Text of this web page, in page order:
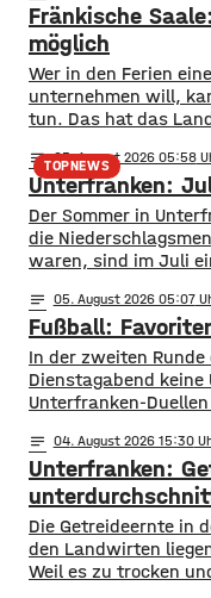
Fränkische
möglich
Wer in den Ferien
unternehmen will,
tun. Das hat das
aktuell zwar niedrig,
aber noch gibt es
Befahrbar ist die
TOPNEWS
notes 05. August 2026 05:58
Unterfranken:
Der Sommer in
die
waren, sind im Juli
zehn Prozent des
Deutschen
Monat etwa 65 Liter
im Bereich
notes 05. August 2026 05:07
Fußball:
In der zweiten
Dienstagabend keine
Unterfranken-
Kickers setzte sich
Abtswind durch. Die
und Aubstadt hatten
Schweinfurt konnte
notes 04. August 2026 15:30
Unterfranken:
​​Die Getreideernte in
den Landwirten
Weil es zu trocken